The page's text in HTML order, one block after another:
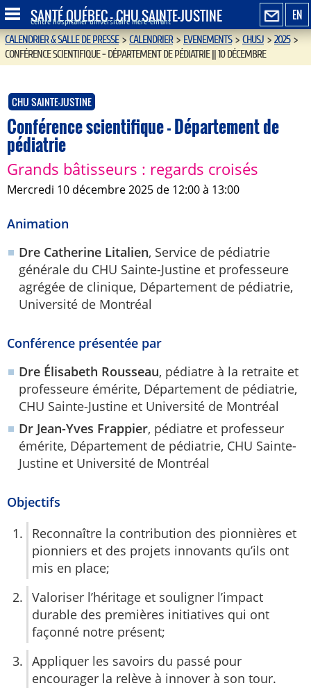
EN
SANTÉ QUÉBEC - CHU SAINTE-JUSTINE
Centre hospitalier universitaire mère-enfant
CALENDRIER & SALLE DE PRESSE>CALENDRIER>EVENEMENTS>CHUSJ>2025>
CONFÉRENCE SCIENTIFIQUE - DÉPARTEMENT DE PÉDIATRIE || 10 DÉCEMBRE
CHU SAINTE-JUSTINE
Conférence scientifique - Département de
pédiatrie
Grands bâtisseurs : regards croisés
mercredi 10 décembre 2025 de 12:00 à 13:00
Animation
Dre Catherine Litalien, Service de pédiatrie
générale du CHU Sainte-Justine et professeure
agrégée de clinique, Département de pédiatrie,
Université de Montréal
Conférence présentée par
Dre Élisabeth Rousseau, pédiatre à la retraite et
professeure émérite, Département de pédiatrie,
CHU Sainte-Justine et Université de Montréal
Dr Jean-Yves Frappier, pédiatre et professeur
émérite, Département de pédiatrie, CHU Sainte-
Justine et Université de Montréal
Objectifs
Reconnaître la contribution des pionnières et
pionniers et des projets innovants qu’ils ont
mis en place;
Valoriser l’héritage et souligner l’impact
durable des premières initiatives qui ont
façonné notre présent;
Appliquer les savoirs du passé pour
encourager la relève à innover à son tour.